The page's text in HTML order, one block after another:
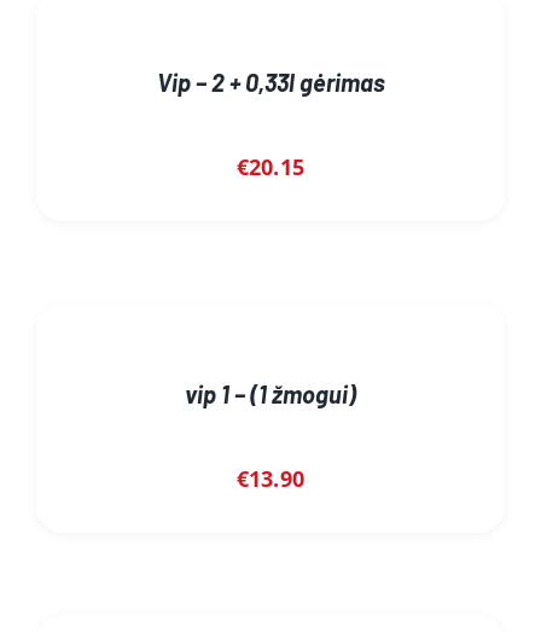
Vip – 2 + 0,33l gėrimas
€20.15
vip 1 – (1 žmogui)
€13.90